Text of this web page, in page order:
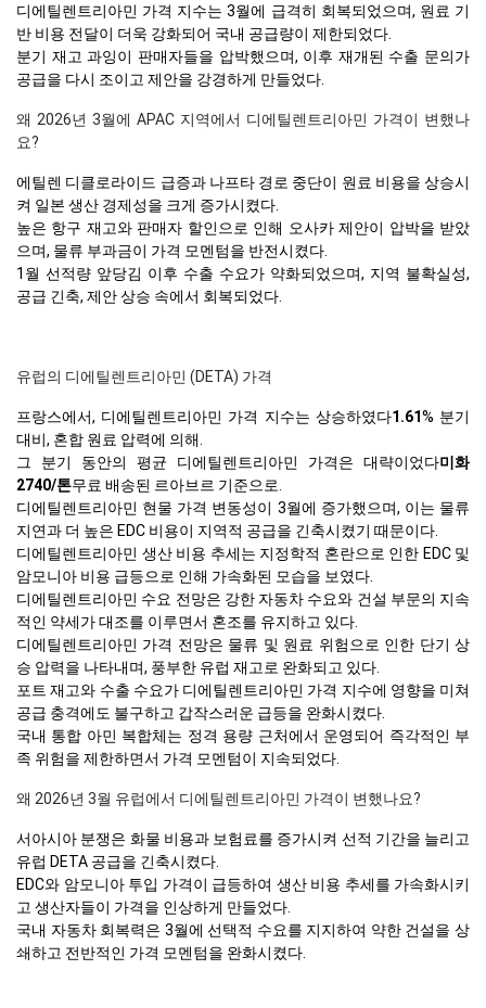
디에틸렌트리아민 가격 지수는 3월에 급격히 회복되었으며, 원료 기
반 비용 전달이 더욱 강화되어 국내 공급량이 제한되었다.
분기 재고 과잉이 판매자들을 압박했으며, 이후 재개된 수출 문의가
공급을 다시 조이고 제안을 강경하게 만들었다.
왜 2026년 3월에 APAC 지역에서 디에틸렌트리아민 가격이 변했나
요?
에틸렌 디클로라이드 급증과 나프타 경로 중단이 원료 비용을 상승시
켜 일본 생산 경제성을 크게 증가시켰다.
높은 항구 재고와 판매자 할인으로 인해 오사카 제안이 압박을 받았
으며, 물류 부과금이 가격 모멘텀을 반전시켰다.
1월 선적량 앞당김 이후 수출 수요가 약화되었으며, 지역 불확실성,
공급 긴축, 제안 상승 속에서 회복되었다.
유럽의 디에틸렌트리아민 (DETA) 가격
프랑스에서, 디에틸렌트리아민 가격 지수는 상승하였다1.61% 분기
대비, 혼합 원료 압력에 의해.
그 분기 동안의 평균 디에틸렌트리아민 가격은 대략이었다미화
2740/톤무료 배송된 르아브르 기준으로.
디에틸렌트리아민 현물 가격 변동성이 3월에 증가했으며, 이는 물류
지연과 더 높은 EDC 비용이 지역적 공급을 긴축시켰기 때문이다.
디에틸렌트리아민 생산 비용 추세는 지정학적 혼란으로 인한 EDC 및
암모니아 비용 급등으로 인해 가속화된 모습을 보였다.
디에틸렌트리아민 수요 전망은 강한 자동차 수요와 건설 부문의 지속
적인 약세가 대조를 이루면서 혼조를 유지하고 있다.
디에틸렌트리아민 가격 전망은 물류 및 원료 위험으로 인한 단기 상
승 압력을 나타내며, 풍부한 유럽 재고로 완화되고 있다.
포트 재고와 수출 수요가 디에틸렌트리아민 가격 지수에 영향을 미쳐
공급 충격에도 불구하고 갑작스러운 급등을 완화시켰다.
국내 통합 아민 복합체는 정격 용량 근처에서 운영되어 즉각적인 부
족 위험을 제한하면서 가격 모멘텀이 지속되었다.
왜 2026년 3월 유럽에서 디에틸렌트리아민 가격이 변했나요?
서아시아 분쟁은 화물 비용과 보험료를 증가시켜 선적 기간을 늘리고
유럽 DETA 공급을 긴축시켰다.
EDC와 암모니아 투입 가격이 급등하여 생산 비용 추세를 가속화시키
고 생산자들이 가격을 인상하게 만들었다.
국내 자동차 회복력은 3월에 선택적 수요를 지지하여 약한 건설을 상
쇄하고 전반적인 가격 모멘텀을 완화시켰다.